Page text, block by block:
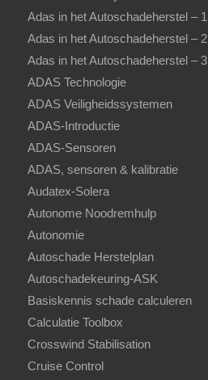
Adas in het Autoschadeherstel – 1
Adas in het Autoschadeherstel – 2
Adas in het Autoschadeherstel – 3
ADAS Technologie
ADAS Veiligheidssystemen
ADAS-Introductie
ADAS-Sensoren
ADAS, sensoren & kalibratie
Audatex-Solera
Autonome Noodremhulp
Autonomie
Autoschade Herstelplan
Autoschadekeuring-ASK
Basiskennis schade calculeren
Calculatie Toolbox
Crosswind Stabilisation
Cruise Control